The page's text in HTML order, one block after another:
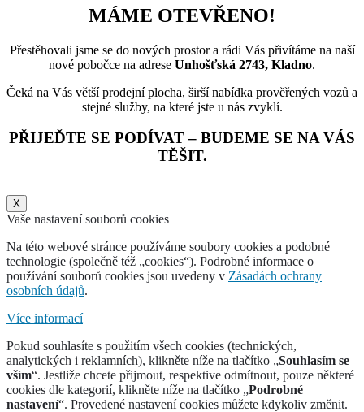
MÁME OTEVŘENO!
Přestěhovali jsme se do nových prostor a rádi Vás přivítáme na naší
nové pobočce na adrese Unhošťská 2743, Kladno.
Čeká na Vás větší prodejní plocha, širší nabídka prověřených vozů a
stejné služby, na které jste u nás zvyklí.
PŘIJEĎTE SE PODÍVAT – BUDEME SE NA VÁS
TĚŠIT.
X
Vaše nastavení souborů cookies
Na této webové stránce používáme soubory cookies a podobné
technologie (společně též „cookies“). Podrobné informace o
používání souborů cookies jsou uvedeny v Zásadách ochrany
osobních údajů.
Více informací
Pokud souhlasíte s použitím všech cookies (technických,
analytických i reklamních), klikněte níže na tlačítko „Souhlasím se
vším“. Jestliže chcete přijmout, respektive odmítnout, pouze některé
cookies dle kategorií, klikněte níže na tlačítko „Podrobné
nastavení“. Provedené nastavení cookies můžete kdykoliv změnit.